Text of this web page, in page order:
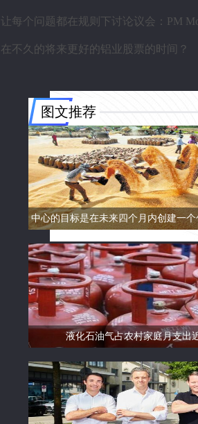
让每个问题都在规则下讨论议会：PM
在不久的将来更好的铝业股票的时间？
图文推荐
中心的目标是在未来四个月内创建一个
民的数据库
液化石油气占农村家庭月支出